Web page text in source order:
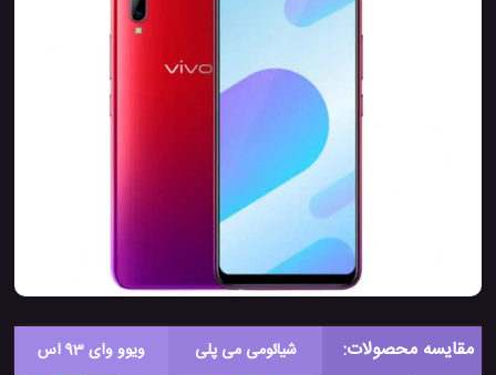
مقایسه محصولات: شیائومی می پلی ویوو وای 93 اس